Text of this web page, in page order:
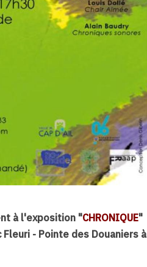
à l'exposition "CHRONIQUE"
- Pointe des Douaniers à